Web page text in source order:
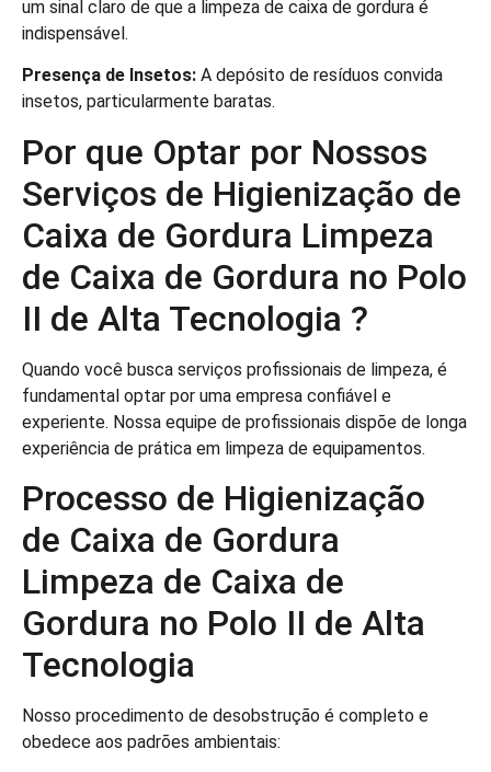
um sinal claro de que a limpeza de caixa de gordura é
indispensável.
Presença de Insetos: A depósito de resíduos convida
insetos, particularmente baratas.
Por que Optar por Nossos
Serviços de Higienização de
Caixa de Gordura Limpeza
de Caixa de Gordura no Polo
II de Alta Tecnologia ?
Quando você busca serviços profissionais de limpeza, é
fundamental optar por uma empresa confiável e
experiente. Nossa equipe de profissionais dispõe de longa
experiência de prática em limpeza de equipamentos.
Processo de Higienização
de Caixa de Gordura
Limpeza de Caixa de
Gordura no Polo II de Alta
Tecnologia
Nosso procedimento de desobstrução é completo e
obedece aos padrões ambientais: